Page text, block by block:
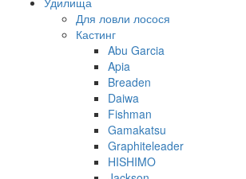
Для ловли лосося
Кастинг
Abu Garcia
Apia
Breaden
Daiwa
Fishman
Gamakatsu
Graphiteleader
HISHIMO